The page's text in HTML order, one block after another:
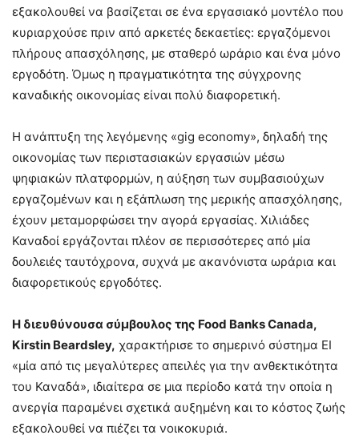
εξακολουθεί να βασίζεται σε ένα εργασιακό μοντέλο που
κυριαρχούσε πριν από αρκετές δεκαετίες: εργαζόμενοι
πλήρους απασχόλησης, με σταθερό ωράριο και ένα μόνο
εργοδότη. Όμως η πραγματικότητα της σύγχρονης
καναδικής οικονομίας είναι πολύ διαφορετική.
Η ανάπτυξη της λεγόμενης «gig economy», δηλαδή της
οικονομίας των περιστασιακών εργασιών μέσω
ψηφιακών πλατφορμών, η αύξηση των συμβασιούχων
εργαζομένων και η εξάπλωση της μερικής απασχόλησης,
έχουν μεταμορφώσει την αγορά εργασίας. Χιλιάδες
Καναδοί εργάζονται πλέον σε περισσότερες από μία
δουλειές ταυτόχρονα, συχνά με ακανόνιστα ωράρια και
διαφορετικούς εργοδότες.
Η διευθύνουσα σύμβουλος της Food Banks Canada,
Kirstin Beardsley, χαρακτήρισε το σημερινό σύστημα EI
«μία από τις μεγαλύτερες απειλές για την ανθεκτικότητα
του Καναδά», ιδιαίτερα σε μια περίοδο κατά την οποία η
ανεργία παραμένει σχετικά αυξημένη και το κόστος ζωής
εξακολουθεί να πιέζει τα νοικοκυριά.